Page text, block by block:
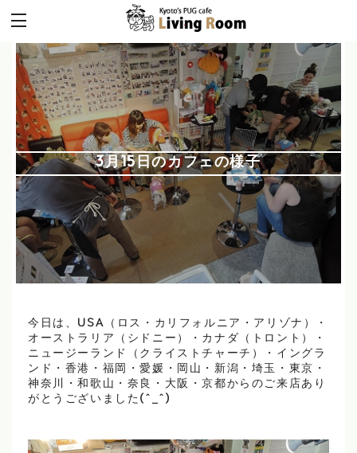
3月15日のカフェの様子
今日は、USA（ロス・カリフォルニア・アリゾナ）・
オーストラリア（シドニー）・カナダ（トロント）・
ニュージーランド（クライストチャーチ）・イングラ
ンド・香港・福岡・愛媛・岡山・新潟・埼玉・東京・
神奈川・和歌山・奈良・大阪・京都からのご来店あり
がとうございました(^_^)